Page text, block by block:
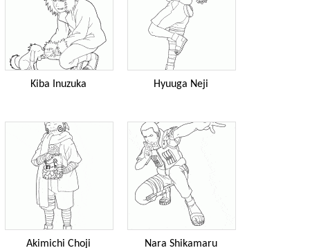
Kiba Inuzuka Hyuuga Neji
Akimichi Choji Nara Shikamaru